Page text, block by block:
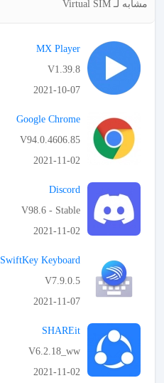
مشابه لـ Virtual SIM
MX Player
V1.39.8
2021-10-07
Google Chrome
V94.0.4606.85
2021-11-02
Discord
V98.6 - Stable
2021-11-02
SwiftKey Keyboard
V7.9.0.5
2021-11-07
SHAREit
V6.2.18_ww
2021-11-02